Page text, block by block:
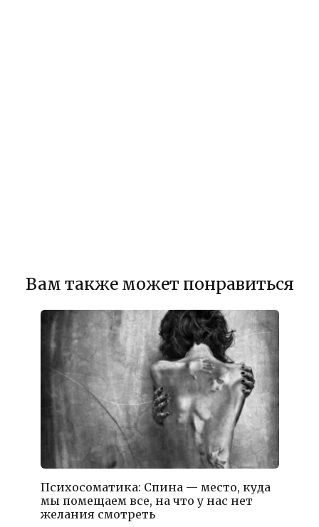
Вам также может понравиться
Психосоматика: Спина — место, куда
мы помещаем все, на что у нас нет
желания смотреть